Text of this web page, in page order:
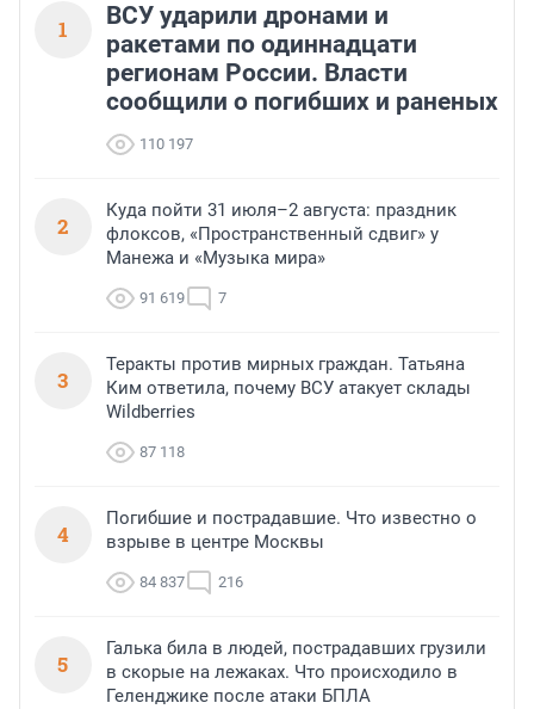
1
ВСУ ударили дронами и
ракетами по одиннадцати
регионам России. Власти
сообщили о погибших и раненых
110 197
2
Куда пойти 31 июля–2 августа: праздник
флоксов, «Пространственный сдвиг» у
Манежа и «Музыка мира»
91 619 7
3
Теракты против мирных граждан. Татьяна
Ким ответила, почему ВСУ атакует склады
Wildberries
87 118
4
Погибшие и пострадавшие. Что известно о
взрыве в центре Москвы
84 837 216
5
Галька била в людей, пострадавших грузили
в скорые на лежаках. Что происходило в
Геленджике после атаки БПЛА